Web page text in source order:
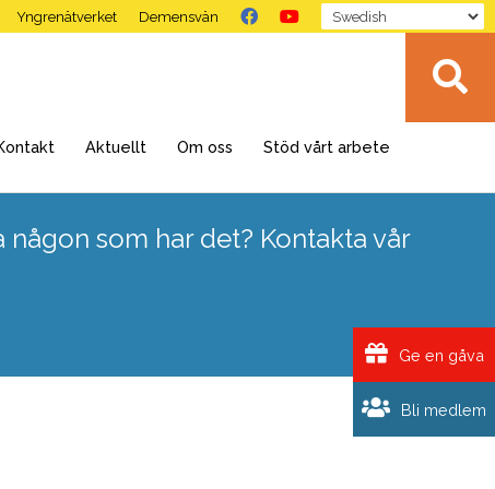
Yngrenätverket Demensvän
Aktuellt Om oss Stöd vårt arbete
som har det? Kontakta vår
Bli medlem
Ge en gåva